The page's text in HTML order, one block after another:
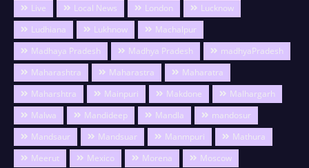
Live
Local News London
Lucknow
Ludhiana
Lukhnow
Machalpur
Madhaya Pradesh
Madhya Pradesh
madhyaPradesh
Maharashtra
Maharastra
Maharatra
Maharshtra
Mainpuri Makdone
Malhargarh
Malwa
Mandideep Mandla
mandosur
Mandsaur
Mandsuar Manmpuri
Mathura
Meerut
Mexico Morena
Moscow